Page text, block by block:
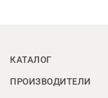
КАТАЛОГ
ПРОИЗВОДИТЕЛИ